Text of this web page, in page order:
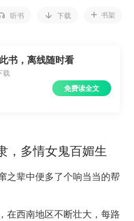
听书 下载 书架
书，离线随时看
载
免费读全文
，多情女鬼百媚生
之辈中便多了个响当当的帮
在西南地区不断壮大，每路